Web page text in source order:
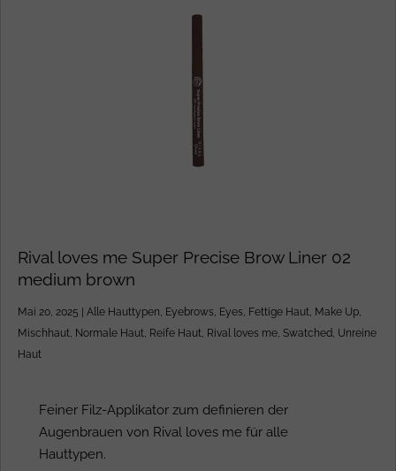
Rival loves me Super Precise Brow Liner 02
medium brown
Mai 20, 2025 | Alle Hauttypen Eyebrows Eyes Fettige Haut Make Up
Mischhaut Normale Haut Reife Haut Rival loves me Swatched Unreine
Haut
Feiner Filz-Applikator zum definieren der
Augenbrauen von Rival loves me für alle
Hauttypen.